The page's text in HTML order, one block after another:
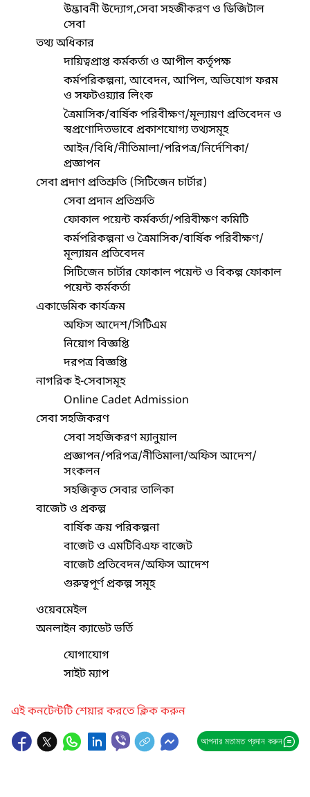
উদ্ভাবনী উদ্যোগ,সেবা সহজীকরণ ও ডিজিটাল
সেবা
তথ্য অধিকার
দায়িত্বপ্রাপ্ত কর্মকর্তা ও আপীল কর্তৃপক্ষ
কর্মপরিকল্পনা, আবেদন, আপিল, অভিযোগ ফরম
ও সফটওয়্যার লিংক
ত্রৈমাসিক/বার্ষিক পরিবীক্ষণ/মূল্যায়ণ প্রতিবেদন ও
স্বপ্রণোদিতভাবে প্রকাশযোগ্য তথ্যসমূহ
আইন/বিধি/নীতিমালা/পরিপত্র/নির্দেশিকা/
প্রজ্ঞাপন
সেবা প্রদাণ প্রতিশ্রুতি (সিটিজেন চার্টার)
সেবা প্রদান প্রতিশ্রুতি
ফোকাল পয়েন্ট কর্মকর্তা/পরিবীক্ষণ কমিটি
কর্মপরিকল্পনা ও ত্রৈমাসিক/বার্ষিক পরিবীক্ষণ/
মূল্যায়ন প্রতিবেদন
সিটিজেন চার্টার ফোকাল পয়েন্ট ও বিকল্প ফোকাল
পয়েন্ট কর্মকর্তা
একাডেমিক কার্যক্রম
অফিস আদেশ/সিটিএম
নিয়োগ বিজ্ঞপ্তি
দরপত্র বিজ্ঞপ্তি
নাগরিক ই-সেবাসমূহ
Online Cadet Admission
সেবা সহজিকরণ
সেবা সহজিকরণ ম্যানুয়াল
প্রজ্ঞাপন/পরিপত্র/নীতিমালা/অফিস আদেশ/
সংকলন
সহজিকৃত সেবার তালিকা
বাজেট ও প্রকল্প
বার্ষিক ক্রয় পরিকল্পনা
বাজেট ও এমটিবিএফ বাজেট
বাজেট প্রতিবেদন/অফিস আদেশ
গুরুত্বপূর্ণ প্রকল্প সমূহ
ওয়েবমেইল
অনলাইন ক্যাডেট ভর্তি
যোগাযোগ
সাইট ম্যাপ
এই কনটেন্টটি শেয়ার করতে ক্লিক করুন
আপনার মতামত প্রদান করুন